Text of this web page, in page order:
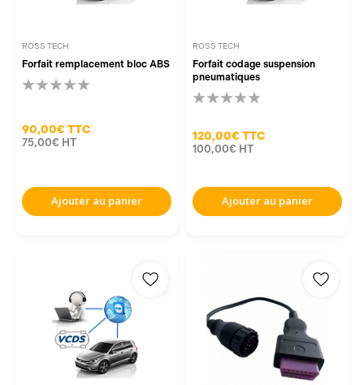
ROSS TECH
Forfait remplacement bloc ABS
90,00€ TTC
75,00€ HT
Ajouter au panier
ROSS TECH
Forfait codage suspension
pneumatiques
120,00€ TTC
100,00€ HT
Ajouter au panier